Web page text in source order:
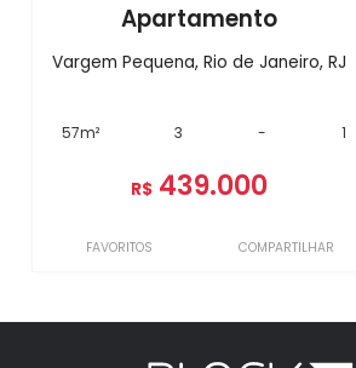
Apartamento
Vargem Pequena, Rio de Janeiro, RJ
57m² 3 - 1
R$ 439.000
FAVORITOS COMPARTILHAR